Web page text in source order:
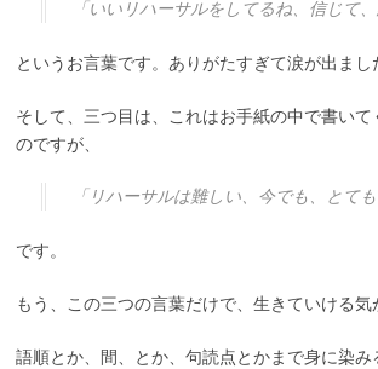
「いいリハーサルをしてるね、信じて、
というお言葉です。ありがたすぎて涙が出まし
そして、三つ目は、これはお手紙の中で書い
のですが、
「リハーサルは難しい、今でも、とても
です。
もう、この三つの言葉だけで、生きていける気
語順とか、間、とか、句読点とかまで身に染み